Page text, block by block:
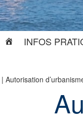
INFOS
| Autorisation